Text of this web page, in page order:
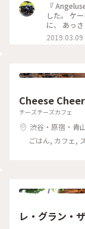
『 Angeluse ③』 ステンドグラスのある席に着くことが
した。 ケ
に、 あっ
2019.03.09
Cheese
チーズチーズカフェ
渋谷・原宿・青
ごはん, カフェ,
レ・グラン・